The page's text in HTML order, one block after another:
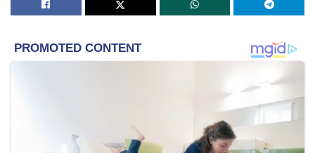
Mohamed Azmin berkata ia merupakan prerogatif Perdana
“Keputusan melantik saya mewakili Kementerian Hal
mengenai agenda ekonomi baru yang akan dibentangkan
dalam kajian separuh penggal Rancangan Malaysia ke-11
hujung tahun ini,” katanya ketika ditemui pemberita di lobi